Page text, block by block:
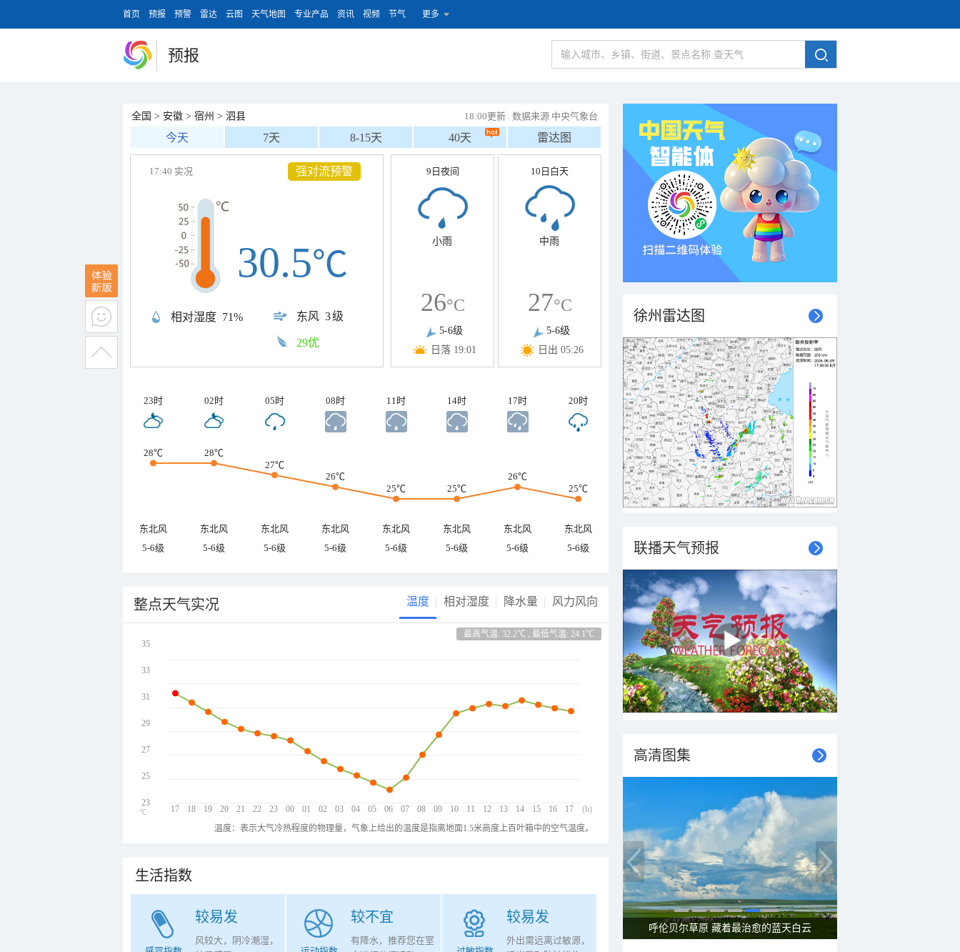
首页 预报 预警 雷达 云图 天气地图 专业产品 资讯 视频 节气 更多
预报
全国 > 安徽 > 宿州 > 泗县 18:00更新 | 数据来源 中央气象台
今天 7天 8-15天 40天 雷达图
强对流预警
17:40 实况
相对湿度 71% 东风 3级
30.5℃
29优
9日夜间
小雨
26°C
5-6级
日落 19:01
10日白天
中雨
27°C
5-6级
日出 05:26
23时 02时 05时 08时 11时 14时 17时 20时
28℃
28℃
27℃
26℃
25℃
25℃
26℃
25℃
东北风 东北风 东北风 东北风 东北风 东北风 东北风
东北风
5-6级
5-6级 5-6级 5-6级 5-6级 5-6级 5-6级 5-6级
整点天气实况 温度 相对湿度 降水量 风力风向
最高气温: 32.2℃ , 最低气温: 24.1℃
17 18 19 20 21 22 23 00 01 02 03 04 05 06 07 08 09 10 11 12 13 14 15 16 17
35
33
31
29
27
25
23
(h)
℃
温度：表示大气冷热程度的物理量，气象上给出的温度是指离地面1.5米高度上百叶箱中的空气温度。
生活指数
较易发
风较大，阴冷潮湿，
较不宜
有降水，推荐您在室
较易发
外出需远离过敏源，
徐州雷达图
联播天气预报
高清图集
呼伦贝尔草原 藏着最治愈的蓝天白云